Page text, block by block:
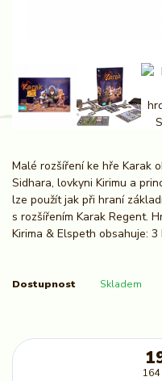
Malé rozšíření ke hře Karak
Sidhara, lovkyni Kirimu a
lze použít jak při hraní
s rozšířením Karak Regent.
Kirima & Elspeth obsahuje: 3
Dostupnost Skladem
164